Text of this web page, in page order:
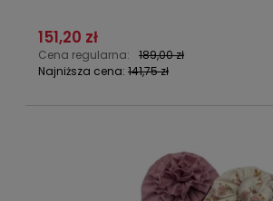
151,20 zł
Cena regularna:
189,00 zł
Najniższa cena: 141,75 zł